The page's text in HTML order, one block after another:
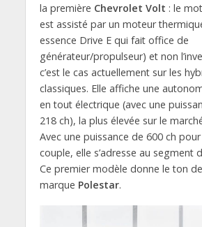
la première Chevrolet Volt : le
est assisté par un moteur
essence Drive E qui fait office de
générateur/propulseur) et non
c’est le cas actuellement sur les
classiques. Elle affiche une
en tout électrique (avec une
218 ch), la plus élevée sur le
Avec une puissance de 600 ch
couple, elle s’adresse au segment
Ce premier modèle donne le ton
marque Polestar.